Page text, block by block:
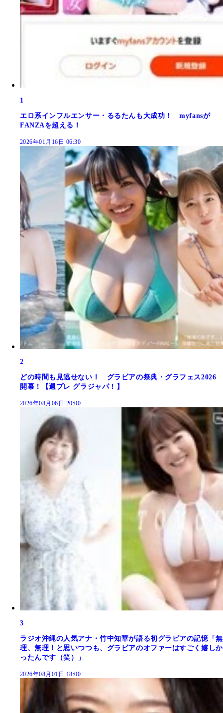
1
エロ系インフルエンサー・るるたんも大成功！ myfansが
FANZAを超える！
2026年01月16日 06:30
2
どの時間も見逃せない！ グラビアの祭典・グラフェス2026
開幕！【週プレ グラジャパ！】
2026年08月06日 20:00
3
ラジオ沖縄の人気アナ・竹中知華が語る初グラビアの記憶「無
理、無理！と思いつつも、グラビアのオファーはすごく嬉しか
ったんです（笑）」
2026年08月01日 18:00